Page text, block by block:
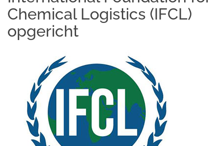
Chemical Logistics (IFCL)
opgericht